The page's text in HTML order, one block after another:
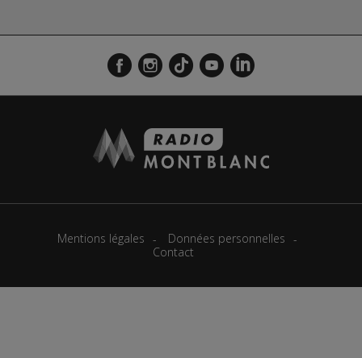
Mentions légales
Données personnelles
Contact